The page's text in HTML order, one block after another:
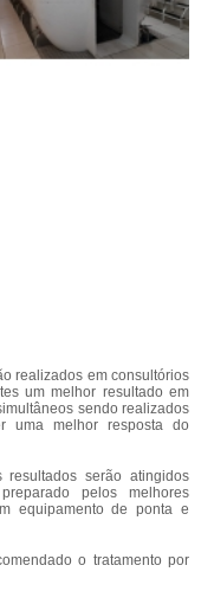
realizados em consultórios
um melhor resultado em
sendo realizados
uma melhor resposta do
serão atingidos
pelos melhores
equipamento de ponta e
o tratamento por